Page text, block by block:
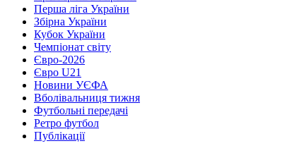
Перша ліга України
Збірна України
Кубок України
Чемпіонат світу
Євро-2026
Євро U21
Новини УЄФА
Вболівальниця тижня
Футбольні передачі
Ретро футбол
Публікації